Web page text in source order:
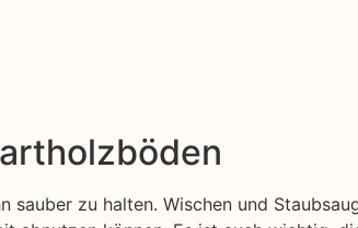
zu halten. Wischen und